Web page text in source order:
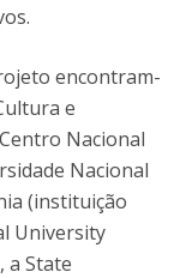
encontram-
e
Nacional
Nacional
(instituição
University
a State